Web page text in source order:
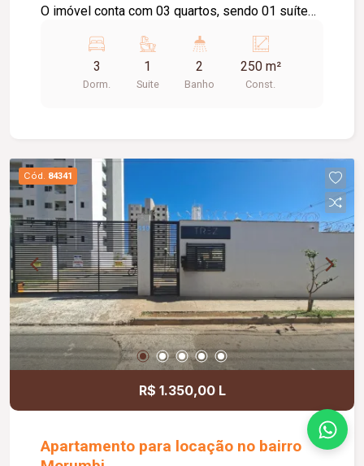
O imóvel conta com 03 quartos, sendo 01 suíte
proporcionando mais conforto e privacidade.
Possui ainda sala de estar, cozinha com armário
sob a pia, banheiro social, despensa e área de
diversas árvores frutíferas, criando um ambiente
agradável e perfeito para lazer, descanso ou
moradia. Uma excelente oportunidade para quem
deseja viver com mais espaço, conforto e
qualidade de vida. Agende uma visita e venha
conhecer esta chácara!
3
Dorm.
1
Suite
2
Banho
250 m²
Const.
Cód. 84341
R$ 1.350,00 L
Apartamento para locação no bairro